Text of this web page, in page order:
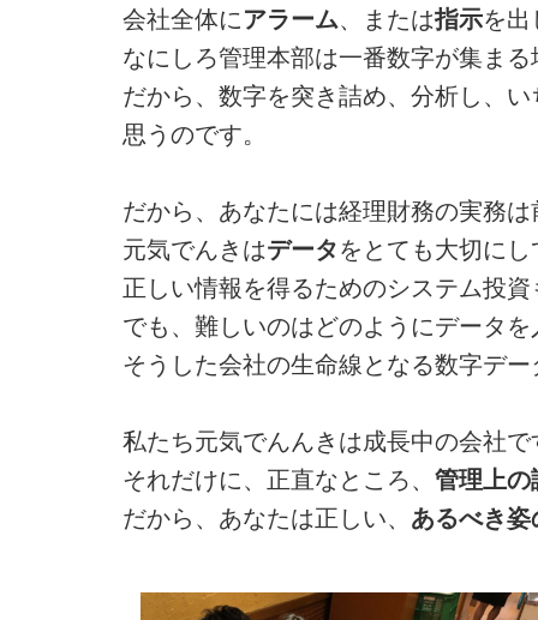
会社全体にアラーム、または指示を
なにしろ管理本部は一番数字が集ま
だから、数字を突き詰め、分析し、
思うのです。
だから、あなたには経理財務の実務
元気でんきはデータをとても大切に
正しい情報を得るためのシステム投
でも、難しいのはどのようにデータ
そうした会社の生命線となる数字デ
私たち元気でんんきは成長中の会社
それだけに、正直なところ、 管理上
だから、あなたは正しい、 あるべき